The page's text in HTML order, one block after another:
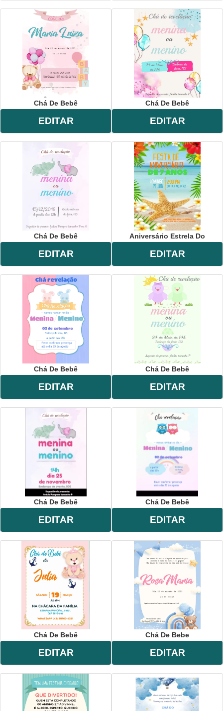
Chá De Bebê
EDITAR
Chá De Bebê
EDITAR
Chá De Bebê
EDITAR
Aniversário Estrela Do
EDITAR
Chá De Bebê
EDITAR
Chá De Bebê
EDITAR
Chá De Bebê
EDITAR
Chá De Bebê
EDITAR
Chá De Bebê
EDITAR
Chá De Bebe
EDITAR